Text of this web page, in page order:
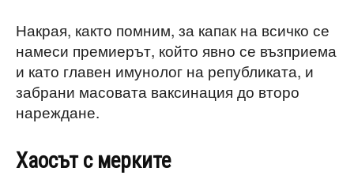
Накрая, както помним, за капак на всичко се
намеси премиерът, който явно се възприема
и като главен имунолог на републиката, и
забрани масовата ваксинация до второ
нареждане.
Хаосът с мерките